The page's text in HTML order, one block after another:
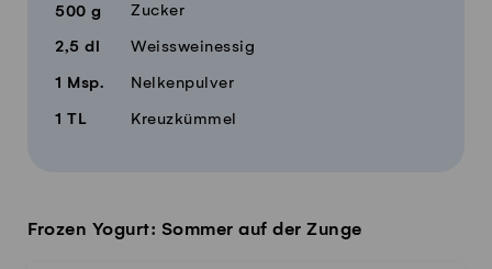
500 g Zucker
2,5 dl Weissweinessig
1 Msp. Nelkenpulver
1 TL Kreuzkümmel
Frozen Yogurt: Sommer auf der Zunge